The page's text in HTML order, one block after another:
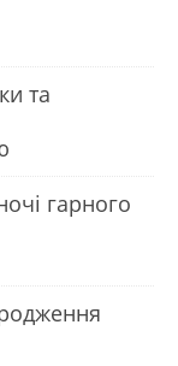
та
гарного